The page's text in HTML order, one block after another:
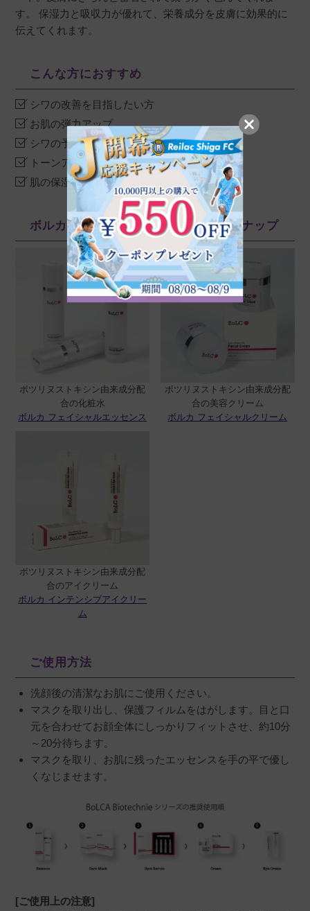
薄くなり肌の色も明るくなりました。他のスキ
ンケアも気になります。
す。 保湿力と吸収力が優れて、栄養成分を皮膚に効果的に
伝えてくれます。
こんな方におすすめ
シワの改善を目指したい方
お肌の弾力アップ
シワの予防と日頃のケアに
トーンアップ、美白になりたい方
肌の保湿、栄養補給に
ボルカ（BoLCA+）シリーズのラインナップ
ボツリヌストキシン由来成分配
合の化粧水
ボルカ フェイシャルエッセンス
ボツリヌストキシン由来成分配
合の美容クリーム
ボルカ フェイシャルクリーム
ボツリヌストキシン由来成分配
合のアイクリーム
ボルカ インテンシブアイクリー
ム
ご使用方法
洗顔後の清潔なお肌にご使用ください。
マスクを取り出し、保護フィルムをはがします。目と口
元を合わせてお顔全体にしっかりフィットさせ、約10分
～20分待ちます。
マスクを取り、お肌に残ったエッセンスを手の平で優し
くなじませます。
[ご使用上の注意]